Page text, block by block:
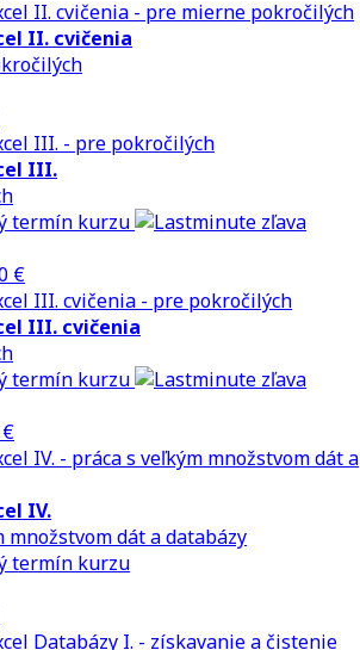
II. cvičenia
III.
€
III. cvičenia
IV.
množstvom dát a databázy